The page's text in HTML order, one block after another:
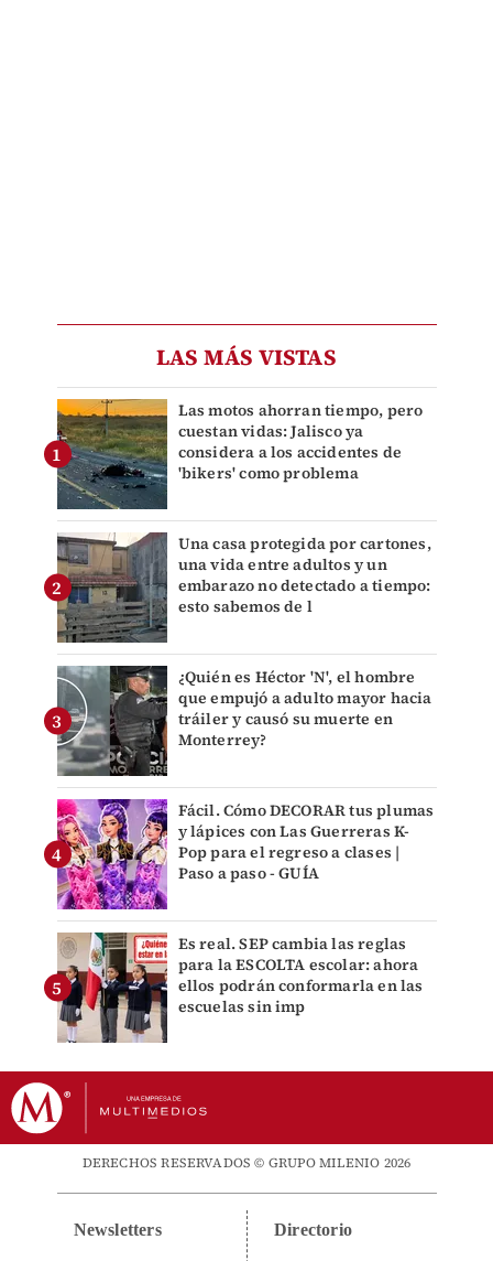
LAS MÁS VISTAS
Las motos ahorran tiempo, pero
cuestan vidas: Jalisco ya
considera a los accidentes de
'bikers' como problema
Una casa protegida por cartones,
una vida entre adultos y un
embarazo no detectado a tiempo:
esto sabemos de l
¿Quién es Héctor 'N', el hombre
que empujó a adulto mayor hacia
tráiler y causó su muerte en
Monterrey?
Fácil. Cómo DECORAR tus plumas
y lápices con Las Guerreras K-
Pop para el regreso a clases |
Paso a paso - GUÍA
Es real. SEP cambia las reglas
para la ESCOLTA escolar: ahora
ellos podrán conformarla en las
escuelas sin imp
DERECHOS RESERVADOS © GRUPO MILENIO 2026
Newsletters Directorio